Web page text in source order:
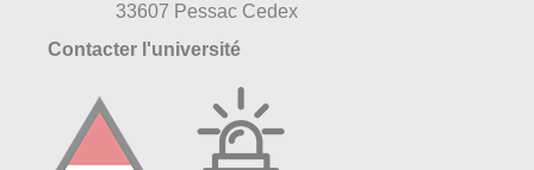
33607 Pessac Cedex
Contacter l'université